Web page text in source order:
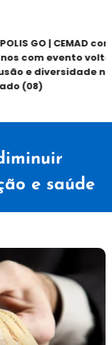
GO | CEMAD
com evento
e diversidade
(08)
e saúde